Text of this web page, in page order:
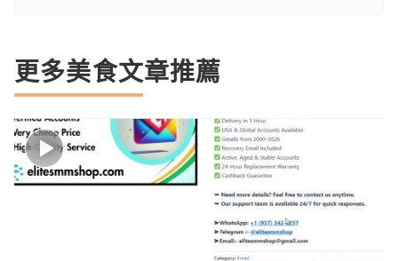
更多美食文章推薦